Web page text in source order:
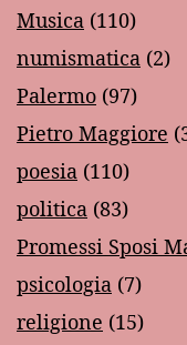
Musica (110)
numismatica (2)
Palermo (97)
Pietro Maggiore
poesia (110)
politica (83)
Promessi Sposi
psicologia (7)
religione (15)